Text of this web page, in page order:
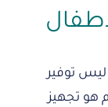
ليس توفير
هو تجهيز